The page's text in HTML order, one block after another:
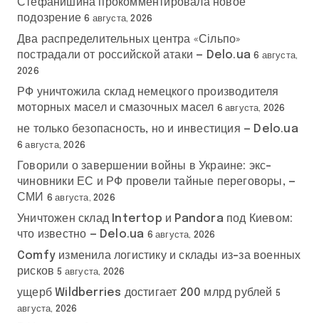
подозрение 6 августа, 2026
Два распределительных центра «Сільпо»
пострадали от российской атаки — Delo.ua 6 августа,
2026
РФ уничтожила склад немецкого производителя
моторных масел и смазочных масел 6 августа, 2026
не только безопасность, но и инвестиция — Delo.ua
6 августа, 2026
Говорили о завершении войны в Украине: экс-
чиновники ЕС и РФ провели тайные переговоры, —
СМИ
6 августа, 2026
Уничтожен склад Intertop и Pandora под Киевом:
что известно — Delo.ua 6 августа, 2026
Comfy изменила логистику и склады из-за военных
рисков 5 августа, 2026
ущерб Wildberries достигает 200 млрд рублей 5
августа, 2026